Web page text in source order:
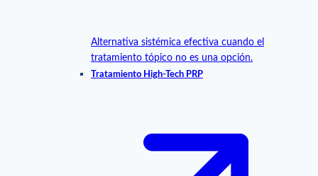
Alternativa sistémica efectiva cuando el
tratamiento tópico no es una opción.
Tratamiento High-Tech PRP